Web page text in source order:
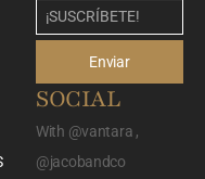
Enviar
SOCIAL
With @vantara ,
@jacobandco